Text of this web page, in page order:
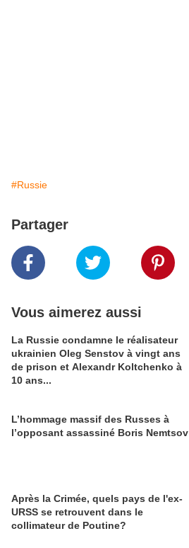
#Russie
Partager
Vous aimerez aussi
La Russie condamne le réalisateur
ukrainien Oleg Senstov à vingt ans
de prison et Alexandr Koltchenko à
10 ans...
L’hommage massif des Russes à
l’opposant assassiné Boris Nemtsov
Après la Crimée, quels pays de l'ex-
URSS se retrouvent dans le
collimateur de Poutine?